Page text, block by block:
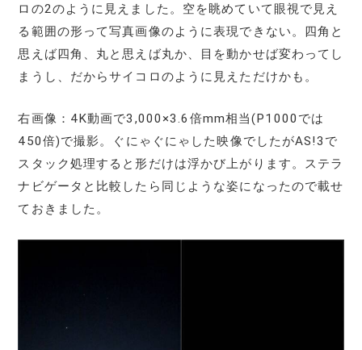
ロの2のように見えました。空を眺めていて眼視で見え
る範囲の形って写真画像のように表現できない。四角と
思えば四角、丸と思えば丸か、目を動かせば変わってし
まうし、だからサイコロのように見えただけかも。
右画像：4K動画で3,000×3.6倍mm相当(P1000では
450倍)で撮影。ぐにゃぐにゃした映像でしたがAS!3で
スタック処理すると形だけは浮かび上がります。ステラ
ナビゲータと比較したら同じような姿になったので載せ
ておきました。